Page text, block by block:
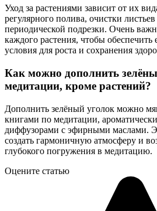
Уход за растениями зависит от их
регулярного полива, очистки
периодической подрезки. Очень
каждого растения, чтобы
условия для роста и сохранения
Как можно дополнить
медитации, кроме растений?
Дополнить зелёный уголок можно
книгами по медитации,
диффузорами с эфирными маслами.
создать гармоничную атмосферу и
глубокого погружения в медитацию.
Оцените статью